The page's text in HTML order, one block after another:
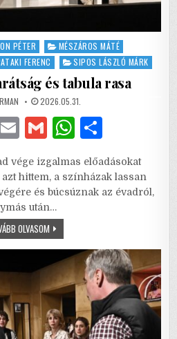
PÉTER
MÉSZÁROS MÁTÉ
FERENC SIPOS LÁSZLÓ MÁRK
és tabula rasa
PUBLISHED
DATE:
2026.05.31.
E
ai
l
G
ai
l
W
at
s
p
ar
e
vége izgalmas előadásokat
hittem, a színházak lassan
és búcsúznak az évadról,
után…
OLVASOMMŰVÉSZET
–
BARÁTSÁG
TABULA
RASA